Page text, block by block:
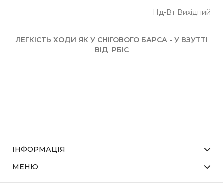
Нд-Вт Вихідний
ЛЕГКІСТЬ ХОДИ ЯК У СНІГОВОГО БАРСА - У ВЗУТТІ
ВІД ІРБІС
ІНФОРМАЦІЯ
МЕНЮ